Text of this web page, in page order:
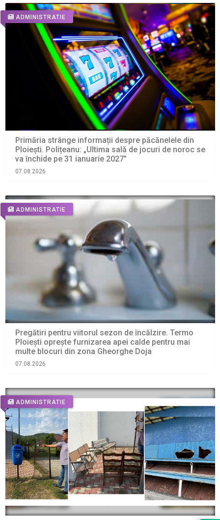
ADMINISTRATIE
Primăria strânge informații despre păcănelele din
Ploiești. Polițeanu: „Ultima sală de jocuri de noroc se
va închide pe 31 ianuarie 2027”
07.08.2026
ADMINISTRATIE
Pregătiri pentru viitorul sezon de încălzire. Termo
Ploiești oprește furnizarea apei calde pentru mai
multe blocuri din zona Gheorghe Doja
07.08.2026
ADMINISTRATIE